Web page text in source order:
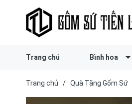
Trang chủ Bình hoa
Trang chủ / Quà Tặng Gốm Sứ